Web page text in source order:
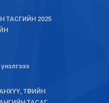
ТАСГИЙН 2025
ТӨРИЙН